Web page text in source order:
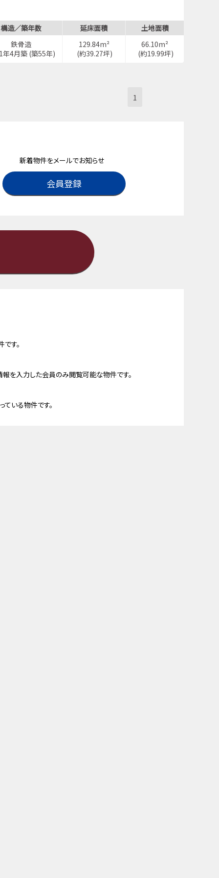
構造／築年数 延床面積
土地面積
鉄骨造
年4月築 (築55年)
129.84m²
(約39.27坪)
66.10m²
(約19.99坪)
1
新着物件をメールでお知らせ
会員登録
す。
報を入力した会員のみ閲覧可能な物件です。
いる物件です。